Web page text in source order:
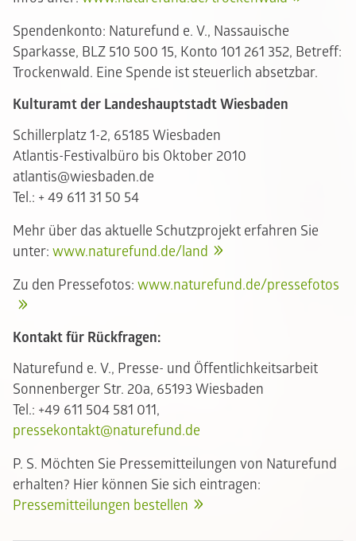
Spendenkonto: Naturefund e. V., Nassauische
Sparkasse, BLZ 510 500 15, Konto 101 261 352, Betreff:
Trockenwald. Eine Spende ist steuerlich absetzbar.
Kulturamt der Landeshauptstadt Wiesbaden
Schillerplatz 1-2, 65185 Wiesbaden
Atlantis-Festivalbüro bis Oktober 2010
atlantis@wiesbaden.de
Tel.: + 49 611 31 50 54
Mehr über das aktuelle Schutzprojekt erfahren Sie
unter: www.naturefund.de/land
Zu den Pressefotos: www.naturefund.de/pressefotos
Kontakt für Rückfragen:
Naturefund e. V., Presse- und Öffentlichkeitsarbeit
Sonnenberger Str. 20a, 65193 Wiesbaden
Tel.: +49 611 504 581 011,
pressekontakt@naturefund.de
P. S. Möchten Sie Pressemitteilungen von Naturefund
erhalten? Hier können Sie sich eintragen:
Pressemitteilungen bestellen